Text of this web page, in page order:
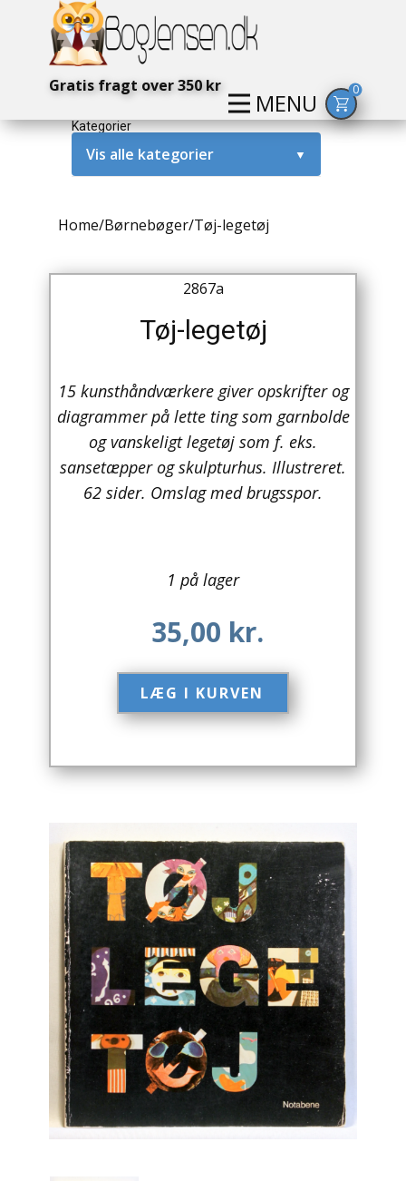
MENU
Gratis fragt over 350 kr 0
Kategorier
Vis alle kategorier ▼
Amerika / USA
Anden Verdenskrig
Antikke / Specielle Bøger
Arkæologi
Arkitektur
Asien
Børnebøger
Bryggerier
Computer / IT
Design
Engelsk
Erhverv
Europa
Fantasy / Sciencefiction
Filosofi
Håndarbejde
Håndværk
Historie
Home/Børnebøger/Tøj-legetøj
2867a
Tøj-legetøj
15 kunsthåndværkere giver opskrifter og
diagrammer på lette ting som garnbolde
og vanskeligt legetøj som f. eks.
sansetæpper og skulpturhus. Illustreret.
62 sider. Omslag med brugsspor.
1 på lager
35,00 kr.
LÆG I KURVEN​